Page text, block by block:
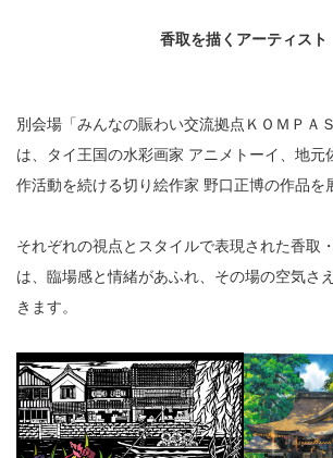
香取を描くアーティスト
別会場「みんなの賑わい交流拠点ＫＯＭＰＡ
は、タイ王国の水彩画家 アニメトーイ、地元
作活動を続ける切り絵作家 野口正博の作品を
それぞれの視点とスタイルで表現された香取
は、臨場感と情緒があふれ、その場の空気さ
きます。